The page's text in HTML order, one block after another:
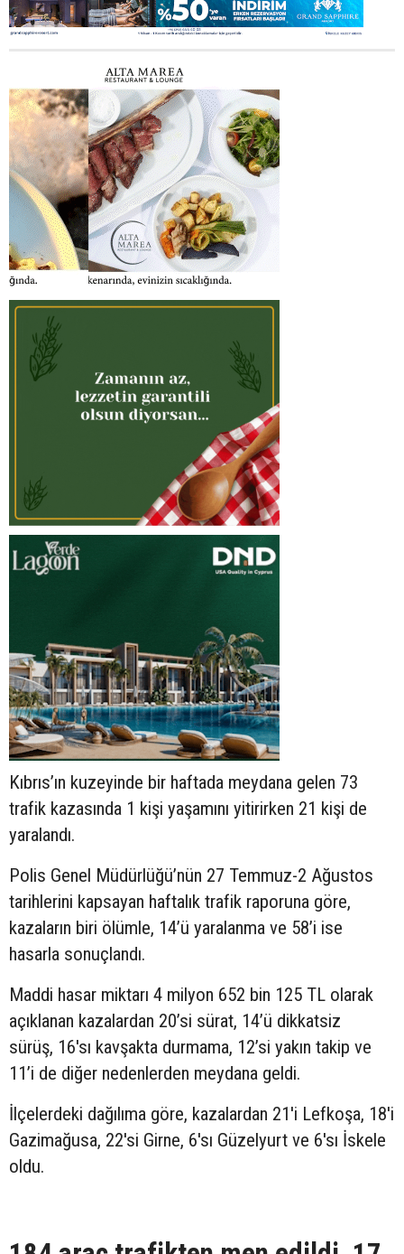
Kıbrıs’ın kuzeyinde bir haftada meydana gelen 73
trafik kazasında 1 kişi yaşamını yitirirken 21 kişi de
yaralandı.
Polis Genel Müdürlüğü’nün 27 Temmuz-2 Ağustos
tarihlerini kapsayan haftalık trafik raporuna göre,
kazaların biri ölümle, 14’ü yaralanma ve 58’i ise
hasarla sonuçlandı.
Maddi hasar miktarı 4 milyon 652 bin 125 TL olarak
açıklanan kazalardan 20’si sürat, 14’ü dikkatsiz
sürüş, 16'sı kavşakta durmama, 12’si yakın takip ve
11’i de diğer nedenlerden meydana geldi.
İlçelerdeki dağılıma göre, kazalardan 21'i Lefkoşa, 18'i
Gazimağusa, 22'si Girne, 6'sı Güzelyurt ve 6'sı İskele
oldu.